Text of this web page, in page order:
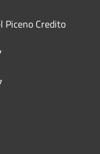
Piceno Credito